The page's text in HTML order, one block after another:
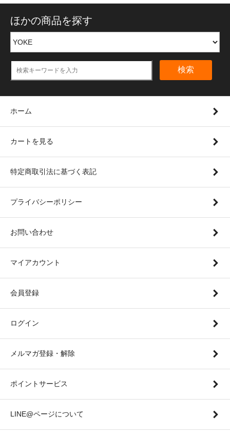
ほかの商品を探す
検索
ホーム
カートを見る
特定商取引法に基づく表記
プライバシーポリシー
お問い合わせ
マイアカウント
会員登録
ログイン
メルマガ登録・解除
ポイントサービス
LINE@ページについて